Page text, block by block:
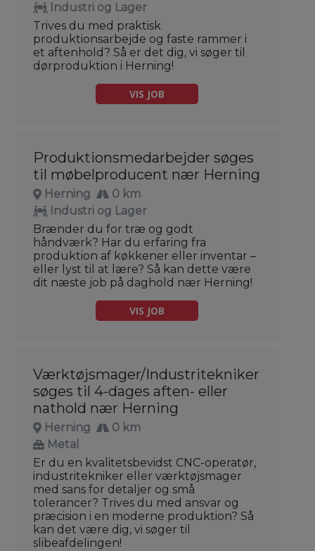
Industri og Lager
Trives du med praktisk
produktionsarbejde og faste rammer i
et aftenhold? Så er det dig, vi søger til
dørproduktion i Herning!
VIS JOB
Produktionsmedarbejder søges
til møbelproducent nær Herning
Herning
0 km
Industri og Lager
Brænder du for træ og godt
håndværk? Har du erfaring fra
produktion af køkkener eller inventar –
eller lyst til at lære? Så kan dette være
dit næste job på daghold nær Herning!
VIS JOB
Værktøjsmager/Industritekniker
søges til 4-dages aften- eller
nathold nær Herning
Herning
0 km
Metal
Er du en kvalitetsbevidst CNC-operatør,
industritekniker eller værktøjsmager
med sans for detaljer og små
tolerancer? Trives du med ansvar og
præcision i en moderne produktion? Så
kan det være dig, vi søger til
slibeafdelingen!